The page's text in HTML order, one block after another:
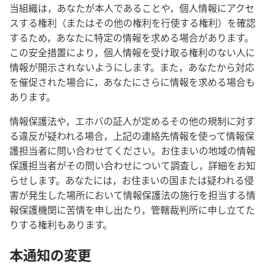
当組織は，あなたが本人であることや，個人情報にアクセ
スする権利（またはその他の権利を行使する権利）を確認
するため，あなたに特定の情報を求める場合があります。
この安全措置により，個人情報を受け取る権利のない人に
情報が開示されないようにします。また，あなたから対応
を催促された場合に，あなたにさらに情報を求める場合も
あります。
情報保護法や，エホバの証人が定めるその他の規制に対す
る違反が疑われる場合，上記の連絡先情報を使って情報保
護担当者に問い合わせてください。お住まいの地域の情報
保護担当者がその問い合わせについて調査し，詳細をお知
らせします。あなたには，お住まいの国または疑われる侵
害が発生した場所において情報保護法の施行を担当する情
報保護機関に苦情を申し出たり，管轄裁判所に申し立てた
りする権利もあります。
本通知の変更